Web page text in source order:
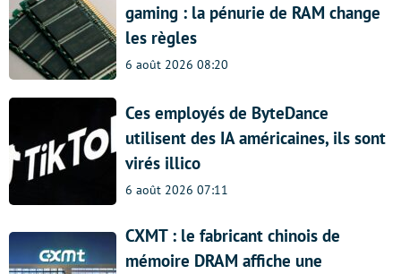
gaming : la pénurie de RAM change
les règles
6 août 2026 08:20
Ces employés de ByteDance
utilisent des IA américaines, ils sont
virés illico
6 août 2026 07:11
CXMT : le fabricant chinois de
mémoire DRAM affiche une